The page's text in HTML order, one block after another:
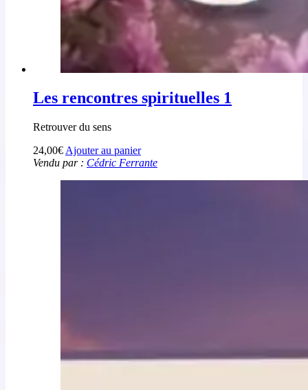
Les rencontres spirituelles 1
Retrouver du sens
24,00€ Ajouter au panier
Vendu par : Cédric Ferrante